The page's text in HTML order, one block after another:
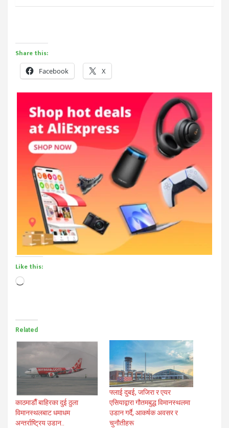
Share this:
Facebook X
Like this:
Loading…
Related
काठमाडाैँ बाहिरका दुई ठुला
विमानस्थलबाट धमाधम
अन्तर्राष्ट्रिय उडान..
फ्लाई दुबई, जजिरा र एयर
एसियाद्वारा गौतमबुद्ध विमानस्थलमा
उडान गर्दै, आकर्षक अवसर र
चुनौतीहरू